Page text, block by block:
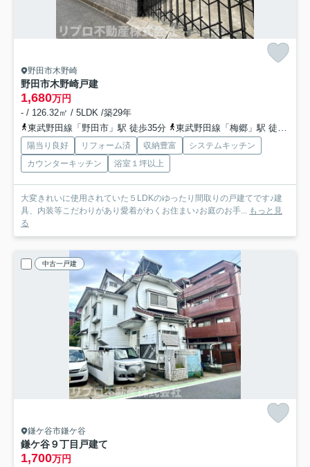
野田市木野崎
野田市木野崎戸建
1,680万円
- / 126.32㎡ / 5LDK /築29年
東武野田線「野田市」駅 徒歩35分
東武野田線「梅郷」駅 徒歩37分
陽当り良好 リフォーム済 収納豊富
システムキッチン
カウンターキッチン
浴室１坪以上
大変きれいに使用されていた５LDKのゆったり間取りの戸建てです♪建
具、内装等こだわりがあり愛着がわくお住まい♪お庭のお手... もっと見
る
中古一戸建
鎌ケ谷市鎌ケ谷
鎌ケ谷９丁目戸建て
1,700万円